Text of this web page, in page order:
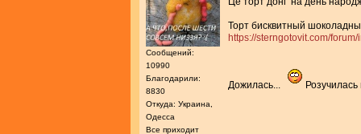
Сообщений:
10990
Благодарили:
8830
Откуда: Украина,
Одесса
Все приходит
Торт бисквитный
https://sterngotovit.com/
Дожилась...